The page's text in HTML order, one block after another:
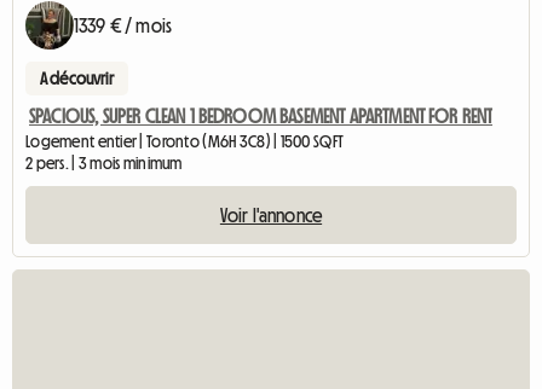
1339 € / mois
A découvrir
SPACIOUS, SUPER CLEAN 1 BEDROOM BASEMENT APARTMENT FOR RENT
Logement entier | Toronto (M6H 3C8) | 1500 SQFT
2 pers. | 3 mois minimum
Voir l'annonce